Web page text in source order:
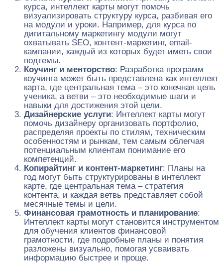
курса, интеллект карты могут помочь
визуализировать структуру курса, разбивая его
на модули и уроки. Например, для курса по
дигитальному маркетингу модули могут
охватывать SEO, контент-маркетинг, email-
кампании, каждый из которых будет иметь свои
подтемы.
Коучинг и менторство: Разработка программ
коучинга может быть представлена как интеллект
карта, где центральная тема – это конечная цель
ученика, а ветви – это необходимые шаги и
навыки для достижения этой цели.
Дизайнерские услуги: Интеллект карты могут
помочь дизайнеру организовать портфолио,
распределяя проекты по стилям, техническим
особенностям и рынкам, тем самым облегчая
потенциальным клиентам понимание его
компетенций.
Копирайтинг и контент-маркетинг: Планы на
год могут быть структурированы в интеллект
карте, где центральная тема – стратегия
контента, и каждая ветвь представляет собой
месячные темы и цели.
Финансовая грамотность и планирование:
Интеллект карты могут становится инструментом
для обучения клиентов финансовой
грамотности, где подробные планы и понятия
разложены визуально, помогая усваивать
информацию быстрее и проще.